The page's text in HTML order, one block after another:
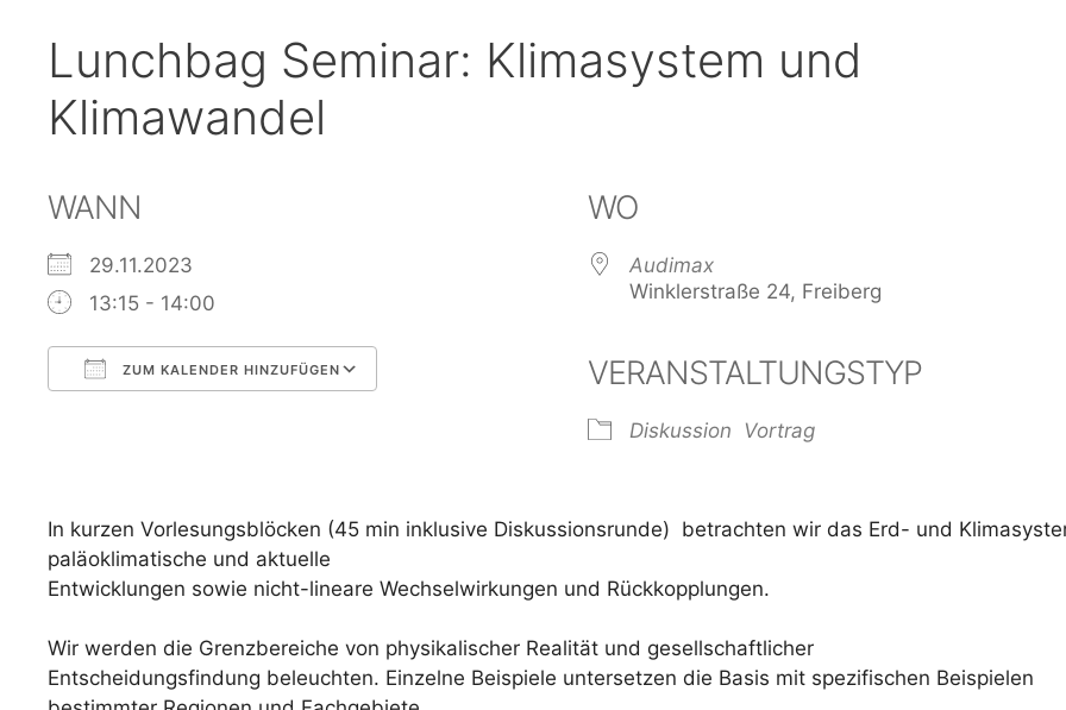
Lunchbag Seminar: Klimasystem und
Klimawandel
WANN
29.11.2023
13:15 - 14:00
ZUM KALENDER HINZUFÜGEN
WO
Audimax
Winklerstraße 24, Freiberg
VERANSTALTUNGSTYP
Diskussion Vortrag
In kurzen Vorlesungsblöcken (45 min inklusive Diskussionsrunde) betrachten wir das Erd- und
paläoklimatische und aktuelle
Entwicklungen sowie nicht-lineare Wechselwirkungen und Rückkopplungen.
Wir werden die Grenzbereiche von physikalischer Realität und gesellschaftlicher
Entscheidungsfindung beleuchten. Einzelne Beispiele untersetzen die Basis mit spezifischen Beispielen